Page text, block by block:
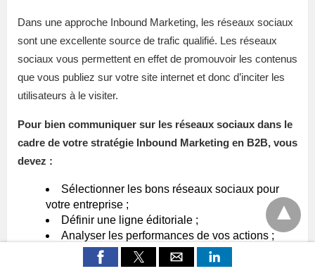
Dans une approche Inbound Marketing, les réseaux sociaux
sont une excellente source de trafic qualifié. Les réseaux
sociaux vous permettent en effet de promouvoir les contenus
que vous publiez sur votre site internet et donc d’inciter les
utilisateurs à le visiter.
Pour bien communiquer sur les réseaux sociaux dans le
cadre de votre stratégie Inbound Marketing en B2B, vous
devez :
Sélectionner les bons réseaux sociaux pour
votre entreprise ;
Définir une ligne éditoriale ;
Analyser les performances de vos actions ;
Pour les deux derniers points, nous avons évoqué dans les